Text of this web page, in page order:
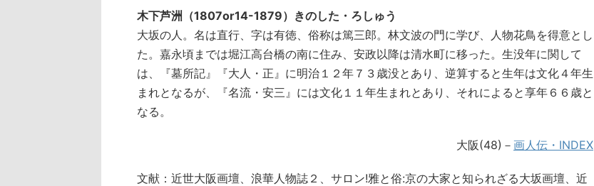
木下芦洲（1807or14-1879）きのした・ろしゅう
大坂の人。名は直行、字は有徳、俗称は篤三郎。林文波の門に学び、人物花鳥を得意とし
た。嘉永頃までは堀江高台橋の南に住み、安政以降は清水町に移った。生没年に関して
は、『墓所記』『大人・正』に明治１２年７３歳没とあり、逆算すると生年は文化４年生
まれとなるが、『名流・安三』には文化１１年生まれとあり、それによると享年６６歳と
なる。
大阪(48)－ 画人伝・INDEX
文献：近世大阪画壇、浪華人物誌２、サロン!雅と俗:京の大家と知られざる大坂画壇、近